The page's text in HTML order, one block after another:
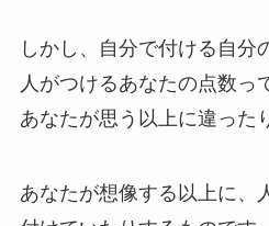
しかし、自分で付ける自分
人がつけるあなたの点数っ
あなたが思う以上に違った
あなたが想像する以上に、